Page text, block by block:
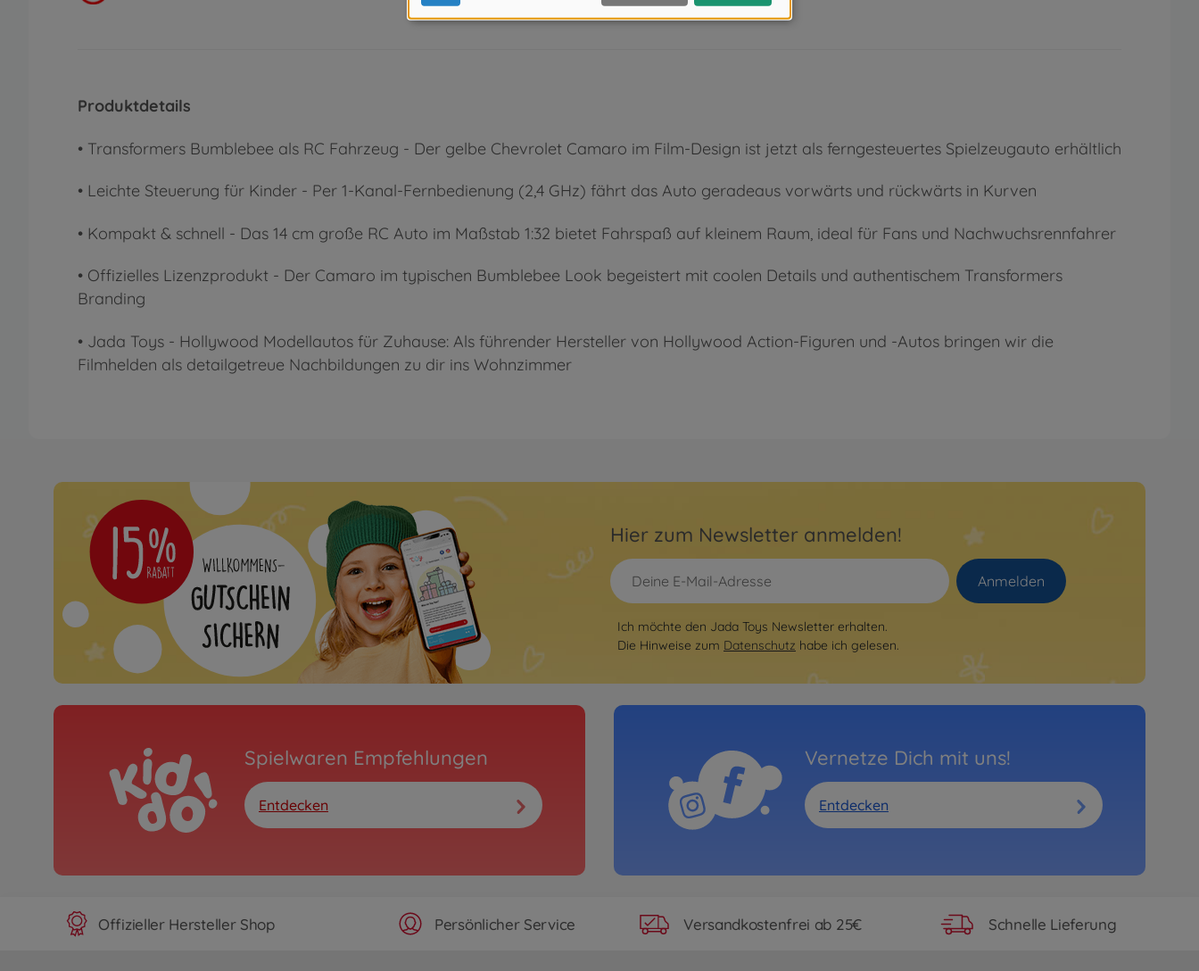
Produktdetails
• Transformers Bumblebee als RC Fahrzeug - Der gelbe Chevrolet Camaro im Film-Design ist jetzt als ferngesteuertes Spielzeugauto erhältlich
• Leichte Steuerung für Kinder - Per 1-Kanal-Fernbedienung (2,4 GHz) fährt das Auto geradeaus vorwärts und rückwärts in Kurven
• Kompakt & schnell - Das 14 cm große RC Auto im Maßstab 1:32 bietet Fahrspaß auf kleinem Raum, ideal für Fans und Nachwuchsrennfahrer
• Offizielles Lizenzprodukt - Der Camaro im typischen Bumblebee Look begeistert mit coolen Details und authentischem Transformers
Branding
• Jada Toys - Hollywood Modellautos für Zuhause: Als führender Hersteller von Hollywood Action-Figuren und -Autos bringen wir die
Filmhelden als detailgetreue Nachbildungen zu dir ins Wohnzimmer
Hier zum Newsletter anmelden!
Anmelden
Ich möchte den Jada Toys Newsletter erhalten.
Die Hinweise zum Datenschutz habe ich gelesen.
Spielwaren Empfehlungen
Entdecken
Vernetze Dich mit uns!
Entdecken
Offizieller Hersteller Shop Persönlicher Service Versandkostenfrei ab 25€ Schnelle Lieferung